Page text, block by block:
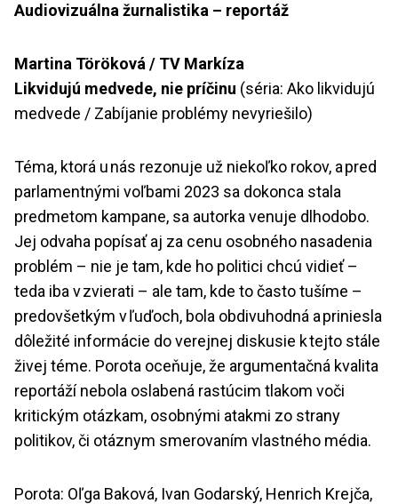
Audiovizuálna žurnalistika – reportáž
Martina Töröková / TV Markíza
Likvidujú medvede, nie príčinu (séria: Ako likvidujú
medvede / Zabíjanie problémy nevyriešilo)
Téma, ktorá u nás rezonuje už niekoľko rokov, a pred
parlamentnými voľbami 2023 sa dokonca stala
predmetom kampane, sa autorka venuje dlhodobo.
Jej odvaha popísať aj za cenu osobného nasadenia
problém – nie je tam, kde ho politici chcú vidieť –
teda iba v zvierati – ale tam, kde to často tušíme –
predovšetkým v ľuďoch, bola obdivuhodná a priniesla
dôležité informácie do verejnej diskusie k tejto stále
živej téme. Porota oceňuje, že argumentačná kvalita
reportáží nebola oslabená rastúcim tlakom voči
kritickým otázkam, osobnými atakmi zo strany
politikov, či otáznym smerovaním vlastného média.
Porota: Oľga Baková, Ivan Godarský, Henrich Krejča,